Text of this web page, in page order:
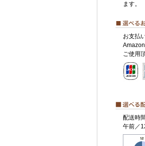
ます。
お支払
ご使用
配送時
午前／